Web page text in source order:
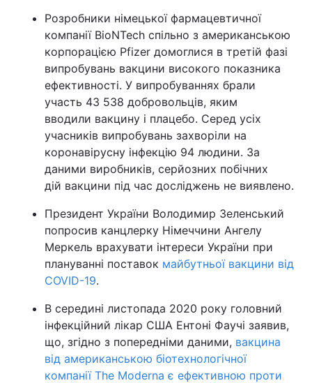
Розробники німецької фармацевтичної
компанії BioNTech спільно з американською
корпорацією Pfizer домоглися в третій фазі
випробувань вакцини високого показника
ефективності. У випробуваннях брали
участь 43 538 добровольців, яким
вводили вакцину і плацебо. Серед усіх
учасників випробувань захворіли на
коронавірусну інфекцію 94 людини. За
даними виробників, серйозних побічних
дій вакцини під час досліджень не виявлено.
Президент України Володимир Зеленський
попросив канцлерку Німеччини Ангелу
Меркель врахувати інтереси України при
плануванні поставок майбутньої вакцини від
COVID-19.
В середині листопада 2020 року головний
інфекційний лікар США Ентоні Фаучі заявив,
що, згідно з попередніми даними, вакцина
від американською біотехнологічної
компанії The Moderna є ефективною проти